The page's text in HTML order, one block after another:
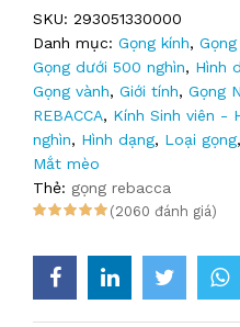
SKU: 293051330000
Danh mục: Gọng kính,
Gọng dưới 500 nghìn, Hình
Gọng vành, Giới tính, Gọng
REBACCA, Kính Sinh viên -
nghìn, Hình dạng, Loại gọng,
Mắt mèo
Thẻ: gọng rebacca
(2060 đánh giá)